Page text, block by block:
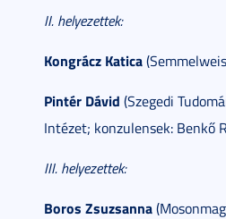
II. helyezettek:
Kongrácz Katica
Pintér Dávid (Szegedi
Intézet; konzulensek: Benkő
III. helyezettek:
Boros Zsuzsanna